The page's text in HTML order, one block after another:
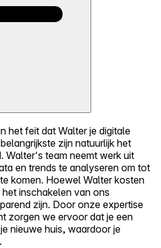
het feit dat Walter je digitale
zijn natuurlijk het
Walter's team neemt werk uit
en trends te analyseren om tot
komen. Hoewel Walter kosten
inschakelen van ons
zijn. Door onze expertise
zorgen we ervoor dat je een
nieuwe huis, waardoor je